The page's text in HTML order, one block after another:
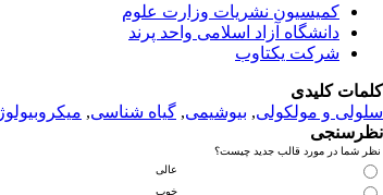
کمیسیون نشریات وزارت علوم
دانشگاه آزاد اسلامی واحد پرند
شرکت یکتاوب
کلمات کلیدی
سلولی و مولکولی, بیوشیمی, گیاه شناسی,
نظرسنجی
نظر شما در مورد قالب جدید چیست؟
عالی
خوب